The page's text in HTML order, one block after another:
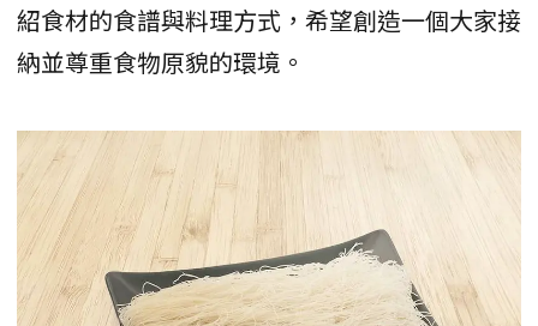
紹食材的食譜與料理方式，希望創造一個大家接
納並尊重食物原貌的環境。